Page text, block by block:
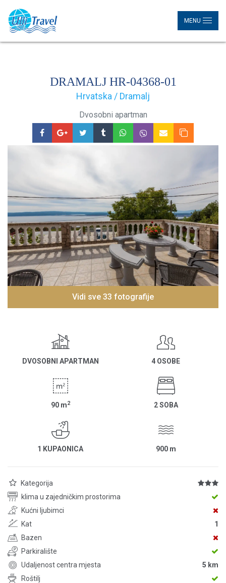
MENU
DRAMALJ HR-04368-01
Hrvatska / Dramalj
Dvosobni apartman
Vidi sve 33 fotografije
DVOSOBNI APARTMAN 4 OSOBE
90 m2 2 SOBA
1 KUPAONICA 900 m
Kategorija
klima u zajedničkim prostorima
Kućni ljubimci
Kat
1
Bazen
Parkiralište
Udaljenost centra mjesta
5 km
Roštilj